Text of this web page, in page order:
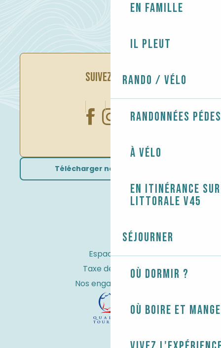
En famille
Il pleut
Rando / Vélo
Randonnées
À vélo
En itinérance
littorale V45
Séjourner
Où dormir ?
Où boire et
SUIVEZ-NOUS
Télécharger nos brochures
Espace Pro
Taxe de séjour
Nos engagements